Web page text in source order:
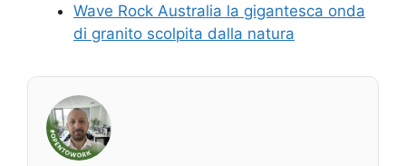
Wave Rock Australia la gigantesca onda
di granito scolpita dalla natura